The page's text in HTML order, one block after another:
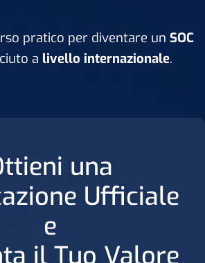
pratico per diventare un SOC
a livello internazionale.
una
Ufficiale
e
il Tuo Valore